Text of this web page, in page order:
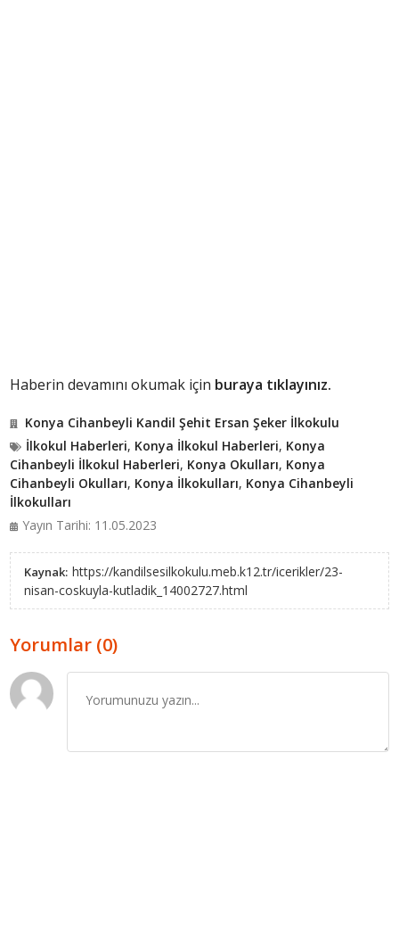
Haberin devamını okumak için buraya tıklayınız.
Konya Cihanbeyli Kandil Şehit Ersan Şeker İlkokulu
İlkokul Haberleri, Konya İlkokul Haberleri, Konya
Cihanbeyli İlkokul Haberleri, Konya Okulları, Konya
Cihanbeyli Okulları, Konya İlkokulları, Konya Cihanbeyli
İlkokulları
Yayın Tarihi: 11.05.2023
Kaynak: https://kandilsesilkokulu.meb.k12.tr/icerikler/23-
nisan-coskuyla-kutladik_14002727.html
Yorumlar (0)